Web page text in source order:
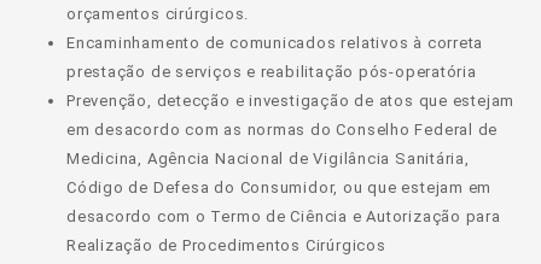
orçamentos cirúrgicos.
Encaminhamento de comunicados relativos à correta
prestação de serviços e reabilitação pós-operatória
Prevenção, detecção e investigação de atos que estejam
em desacordo com as normas do Conselho Federal de
Medicina, Agência Nacional de Vigilância Sanitária,
Código de Defesa do Consumidor, ou que estejam em
desacordo com o Termo de Ciência e Autorização para
Realização de Procedimentos Cirúrgicos